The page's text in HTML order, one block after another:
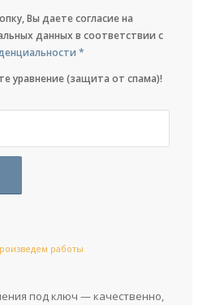
Вы даете согласие на
данных в соответствии с
*
уравнение (защита от спама)!
работы
под ключ — качественно,